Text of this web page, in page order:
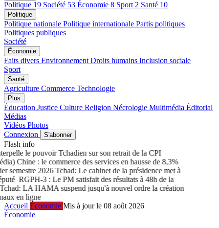
Politique 19 Société 53 Économie 8 Sport 2 Santé 10
Politique
Politique nationale Politique internationale Partis politiques
Politiques publiques
Société
Économie
Faits divers Environnement Droits humains Inclusion sociale
Sport
Santé
Agriculture Commerce Technologie
Plus
Éducation Justice Culture Religion Nécrologie Multimédia Éditorial
Médias
Vidéos Photos
Connexion
S'abonner
Flash info
le pouvoir Tchadien sur son retrait de la CPI
Chine : le commerce des services en hausse de 8,3%
semestre 2026Tchad: Le cabinet de la présidence met à
RGPH-3 : Le PM satisfait des résultats à 48h de la
LA HAMA suspend jusqu'à nouvel ordre la création
en ligne
Accueil Économie Mis à jour le 08 août 2026
Économie